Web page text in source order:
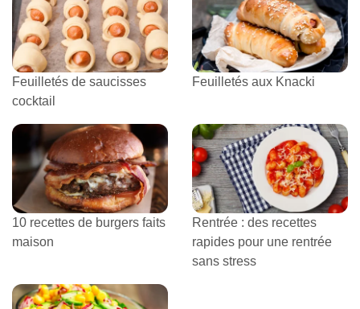
Feuilletés de saucisses
cocktail
Feuilletés aux Knacki
10 recettes de burgers faits
maison
Rentrée : des recettes
rapides pour une rentrée
sans stress